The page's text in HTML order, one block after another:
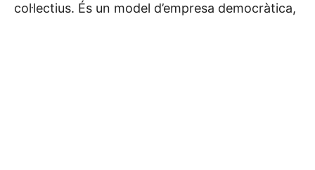
col·lectius. És un model d’empresa democràtica,